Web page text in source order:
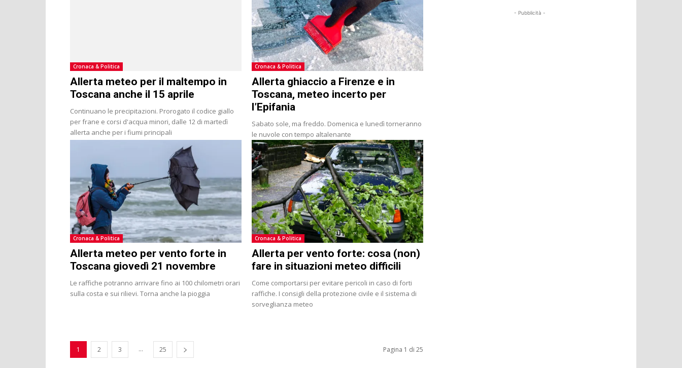
Cronaca & Politica
Allerta meteo per il maltempo in
Toscana anche il 15 aprile
Continuano le precipitazioni. Prorogato il codice giallo
per frane e corsi d'acqua minori, dalle 12 di martedì
allerta anche per i fiumi principali
Cronaca & Politica
Allerta ghiaccio a Firenze e in
Toscana, meteo incerto per
l’Epifania
Sabato sole, ma freddo. Domenica e lunedì torneranno
le nuvole con tempo altalenante
Cronaca & Politica
Allerta meteo per vento forte in
Toscana giovedì 21 novembre
Le raffiche potranno arrivare fino ai 100 chilometri orari
sulla costa e sui rilievi. Torna anche la pioggia
Cronaca & Politica
Allerta per vento forte: cosa (non)
fare in situazioni meteo difficili
Come comportarsi per evitare pericoli in caso di forti
raffiche. I consigli della protezione civile e il sistema di
sorveglianza meteo
1 2 3 ... 25 Pagina 1 di 25
- Pubblicità -